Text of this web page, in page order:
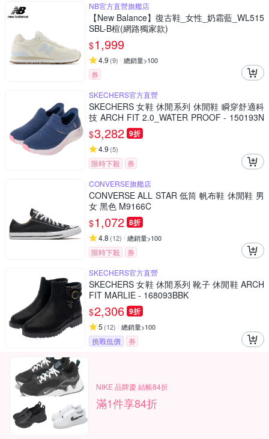
NB官方直營旗艦店
【New Balance】復古鞋_女性_奶霜藍_WL515
SBL-B楦(網路獨家款)
$1,999
4.9 (9) 總銷量>100
券
SKECHERS官方直營
SKECHERS 女鞋 休閒系列 休閒鞋 瞬穿舒適科
技 ARCH FIT 2.0_WATER PROOF - 150193N
VPK
$3,282 9折
4.9 (5)
限時下殺
券
CONVERSE旗艦店
CONVERSE ALL STAR 低筒 帆布鞋 休閒鞋 男
女 黑色 M9166C
$1,072 8折
4.8 (12) 總銷量>100
限時下殺
券
SKECHERS官方直營
SKECHERS 女鞋 休閒系列 靴子 休閒鞋 ARCH
FIT MARLIE - 168093BBK
$2,306 9折
5 (12) 總銷量>100
挑戰低價 券
NIKE 品牌慶 結帳84折
滿1件享84折